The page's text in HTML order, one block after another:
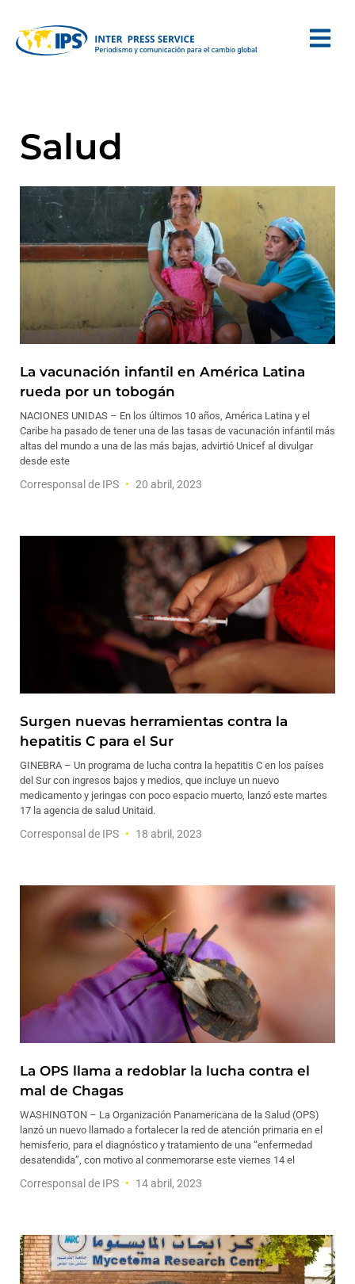
Salud
La vacunación infantil en América Latina
rueda por un tobogán
NACIONES UNIDAS – En los últimos 10 años, América Latina y el
Caribe ha pasado de tener una de las tasas de vacunación infantil más
altas del mundo a una de las más bajas, advirtió Unicef al divulgar
desde este
Corresponsal de IPS 20 abril, 2023
Surgen nuevas herramientas contra la
hepatitis C para el Sur
GINEBRA – Un programa de lucha contra la hepatitis C en los países
del Sur con ingresos bajos y medios, que incluye un nuevo
medicamento y jeringas con poco espacio muerto, lanzó este martes
17 la agencia de salud Unitaid.
Corresponsal de IPS 18 abril, 2023
La OPS llama a redoblar la lucha contra el
mal de Chagas
WASHINGTON – La Organización Panamericana de la Salud (OPS)
lanzó un nuevo llamado a fortalecer la red de atención primaria en el
hemisferio, para el diagnóstico y tratamiento de una “enfermedad
desatendida”, con motivo al conmemorarse este viernes 14 el
Corresponsal de IPS 14 abril, 2023